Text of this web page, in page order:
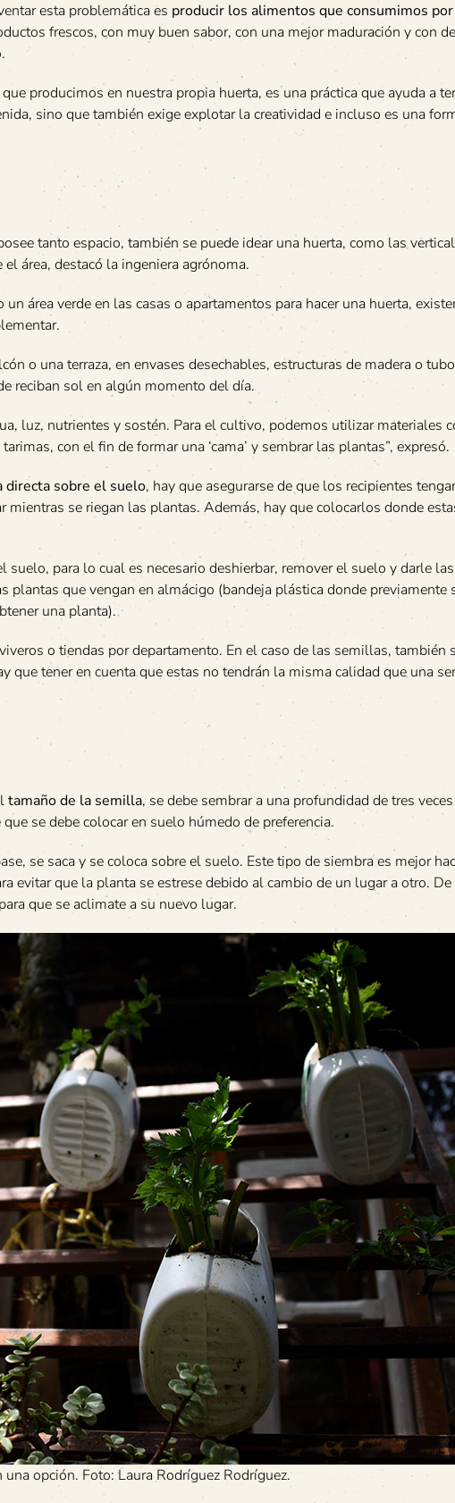
esta problemática es producir los alimentos que consumimos
frescos, con muy buen sabor, con una mejor maduración y con
producimos en nuestra propia huerta, es una práctica que ayuda a
sino que también exige explotar la creatividad e incluso es una
tanto espacio, también se puede idear una huerta, como las
área, destacó la ingeniera agrónoma.
área verde en las casas o apartamentos para hacer una huerta,
o una terraza, en envases desechables, estructuras de madera o
reciban sol en algún momento del día.
luz, nutrientes y sostén. Para el cultivo, podemos utilizar materiales
con el fin de formar una ‘cama’ y sembrar las plantas”, expresó.
directa sobre el suelo, hay que asegurarse de que los recipientes
mientras se riegan las plantas. Además, hay que colocarlos donde
suelo, para lo cual es necesario deshierbar, remover el suelo y darle las
que vengan en almácigo (bandeja plástica donde previamente
una planta).
o tiendas por departamento. En el caso de las semillas, también
que tener en cuenta que estas no tendrán la misma calidad que una
tamaño de la semilla, se debe sembrar a una profundidad de tres
se debe colocar en suelo húmedo de preferencia.
se saca y se coloca sobre el suelo. Este tipo de siembra es mejor
evitar que la planta se estrese debido al cambio de un lugar a otro. De
que se aclimate a su nuevo lugar.
opción. Foto: Laura Rodríguez Rodríguez.